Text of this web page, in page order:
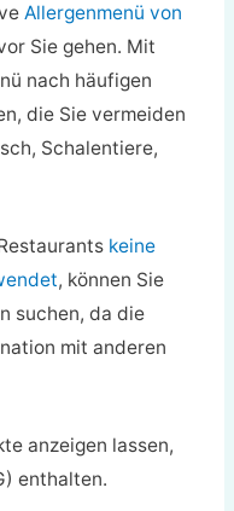
Allergenmenü von
Sie gehen. Mit
nach häufigen
die Sie vermeiden
Schalentiere,
keine
, können Sie
suchen, da die
mit anderen
anzeigen lassen,
enthalten.